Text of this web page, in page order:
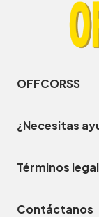
OFFCORSS
¿Necesitas
Términos
Contáctanos